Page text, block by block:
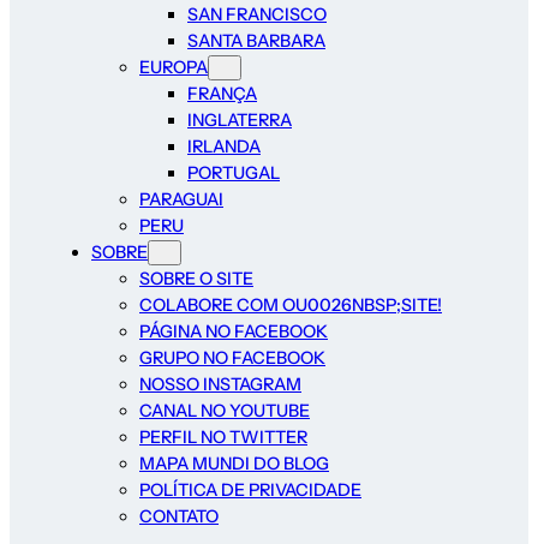
SAN FRANCISCO
SANTA BARBARA
EUROPA
FRANÇA
INGLATERRA
IRLANDA
PORTUGAL
PARAGUAI
PERU
SOBRE
SOBRE O SITE
COLABORE COM OU0026NBSP;SITE!
PÁGINA NO FACEBOOK
GRUPO NO FACEBOOK
NOSSO INSTAGRAM
CANAL NO YOUTUBE
PERFIL NO TWITTER
MAPA MUNDI DO BLOG
POLÍTICA DE PRIVACIDADE
CONTATO